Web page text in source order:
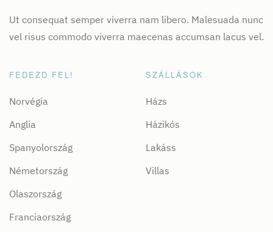
Ut consequat semper viverra nam libero. Malesuada nunc
vel risus commodo viverra maecenas accumsan lacus vel.
FEDEZD FEL!
Norvégia
Anglia
Spanyolország
Németország
Olaszország
Franciaország
SZÁLLÁSOK
Házs
Házikós
Lakáss
Villas